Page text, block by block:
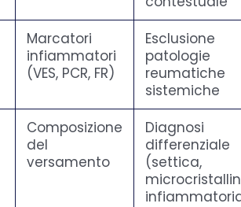
Marcatori
infiammatori
(VES, PCR, FR)
Esclusione
patologie
reumatiche
sistemiche
Composizione
del
versamento
Diagnosi
differenziale
(settica,